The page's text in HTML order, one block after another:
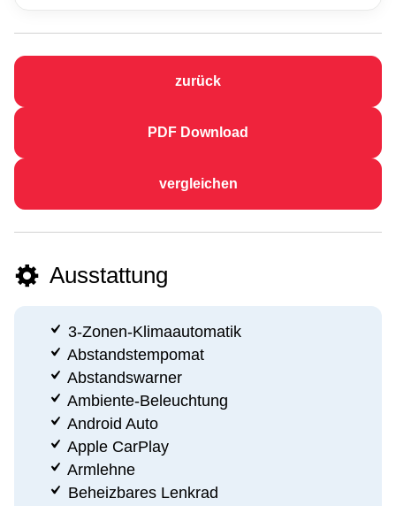
zurück
PDF Download
vergleichen
Ausstattung
3-Zonen-Klimaautomatik
Abstandstempomat
Abstandswarner
Ambiente-Beleuchtung
Android Auto
Apple CarPlay
Armlehne
Beheizbares Lenkrad